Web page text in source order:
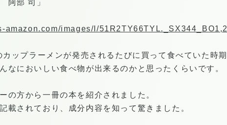
阿部 司」
amazon.com/images/I/
ップラーメンが発売されるたびに買って食べていた時期
なにおいしい食べ物が出来るのかと思ったくらいです。
の方から一冊の本を紹介されました。
載されており、成分内容を知って驚きました。